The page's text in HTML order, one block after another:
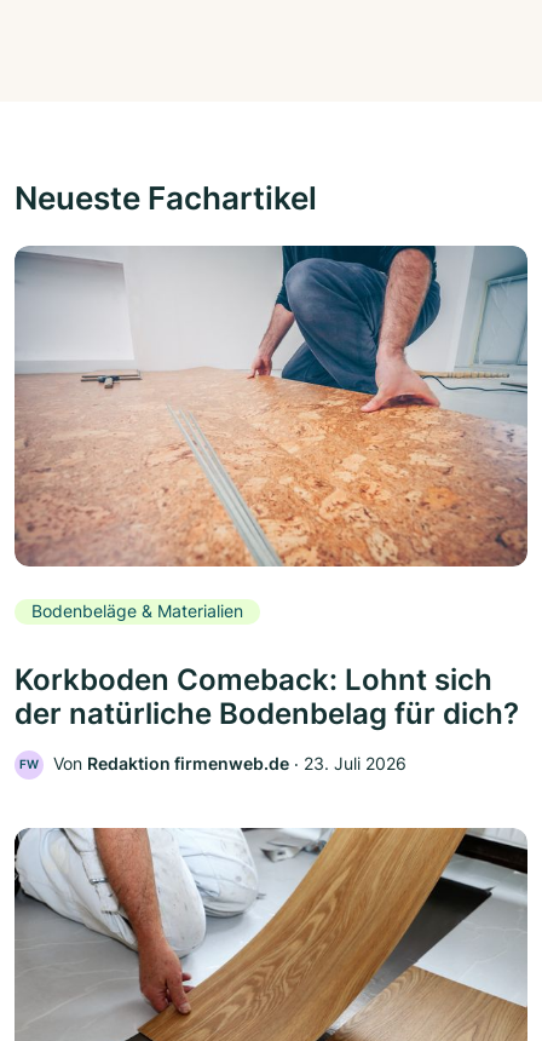
Neueste Fachartikel
Bodenbeläge & Materialien
Korkboden Comeback: Lohnt sich
der natürliche Bodenbelag für dich?
FW Von Redaktion firmenweb.de ‧ 23. Juli 2026